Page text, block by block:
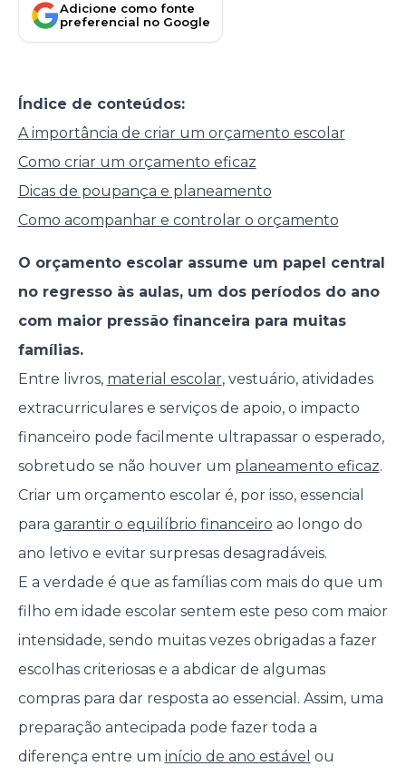
Adicione como fonte
preferencial no Google
Índice de conteúdos:
A importância de criar um orçamento escolar
Como criar um orçamento eficaz
Dicas de poupança e planeamento
Como acompanhar e controlar o orçamento
O orçamento escolar assume um papel central
no regresso às aulas, um dos períodos do ano
com maior pressão financeira para muitas
famílias.
Entre livros, material escolar, vestuário, atividades
extracurriculares e serviços de apoio, o impacto
financeiro pode facilmente ultrapassar o esperado,
sobretudo se não houver um planeamento eficaz.
Criar um orçamento escolar é, por isso, essencial
para garantir o equilíbrio financeiro ao longo do
ano letivo e evitar surpresas desagradáveis.
E a verdade é que as famílias com mais do que um
filho em idade escolar sentem este peso com maior
intensidade, sendo muitas vezes obrigadas a fazer
escolhas criteriosas e a abdicar de algumas
compras para dar resposta ao essencial. Assim, uma
preparação antecipada pode fazer toda a
diferença entre um início de ano estável ou